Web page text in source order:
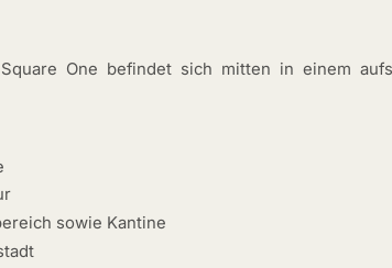
One befindet sich mitten in einem
sowie Kantine